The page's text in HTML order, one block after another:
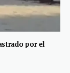
por el